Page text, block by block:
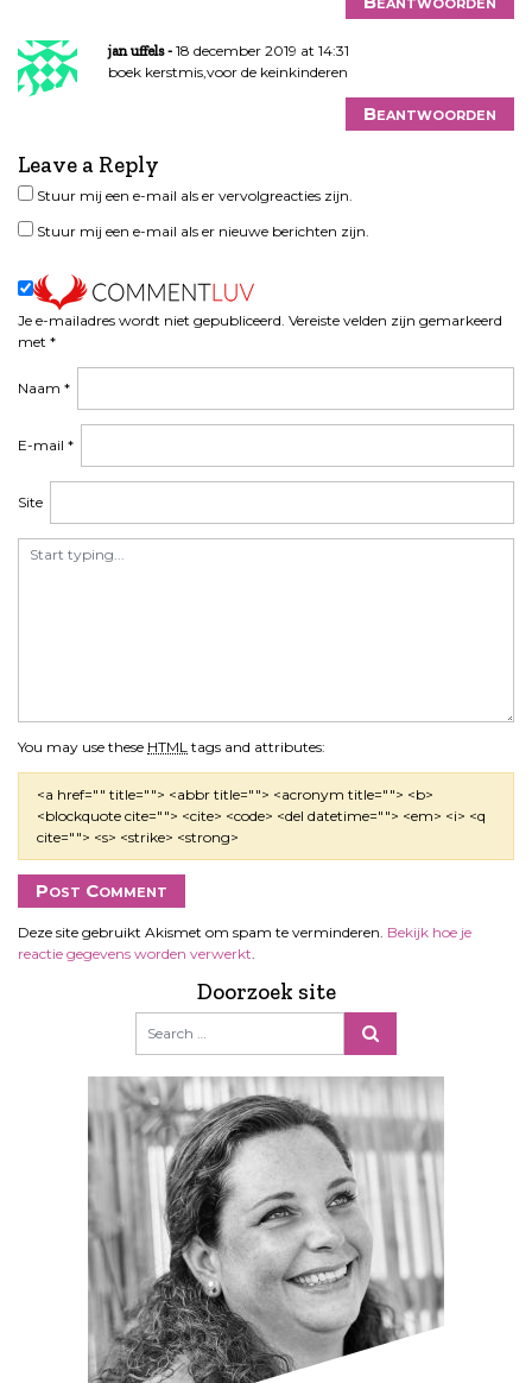
jan uffels
18 december 2019 at 14:31
boek kerstmis,voor de keinkinderen
Beantwoorden
Leave a Reply
Je e-mailadres wordt niet gepubliceerd. Vereiste velden zijn gemarkeerd
met *
You may use these HTML tags and attributes:
<a href="" title=""> <abbr title=""> <acronym title=""> <b>
<blockquote cite=""> <cite> <code> <del datetime=""> <em> <i> <q
cite=""> <s> <strike> <strong>
Naam *
E-mail *
Site
Stuur mij een e-mail als er vervolgreacties zijn.
Stuur mij een e-mail als er nieuwe berichten zijn.
Deze site gebruikt Akismet om spam te verminderen. Bekijk hoe je
reactie gegevens worden verwerkt
Doorzoek site